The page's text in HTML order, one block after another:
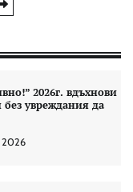
2026г. вдъхнови
без увреждания да